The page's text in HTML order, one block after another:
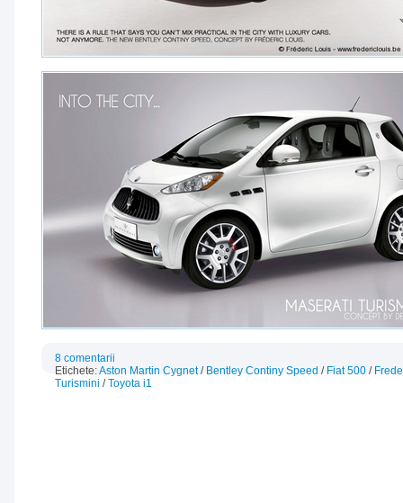
8 comentarii
Etichete:Aston Martin Cygnet/ Bentley Continy Speed / Fiat 500 /
Turismini /Toyota i1